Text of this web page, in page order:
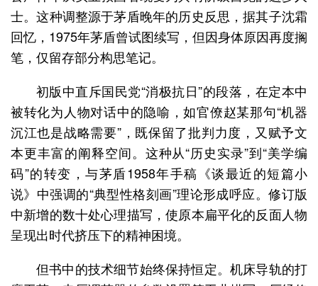
士。这种调整源于茅盾晚年的历史反思，据其子沈霜
回忆，1975年茅盾曾试图续写，但因身体原因再度搁
笔，仅留存部分构思笔记。
初版中直斥国民党“消极抗日”的段落，在定本中
被转化为人物对话中的隐喻，如官僚赵某那句“机器
沉江也是战略需要”，既保留了批判力度，又赋予文
本更丰富的阐释空间。这种从“历史实录”到“美学编
码”的转变，与茅盾1958年手稿《谈最近的短篇小
说》中强调的“典型性格刻画”理论形成呼应。修订版
中新增的数十处心理描写，使原本扁平化的反面人物
呈现出时代挤压下的精神困境。
但书中的技术细节始终保持恒定。机床导轨的打